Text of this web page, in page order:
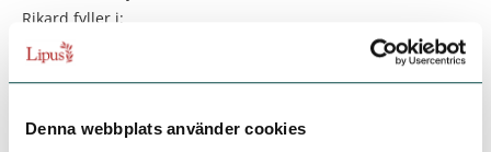
Denna webbplats använder cookies
Rikard fyller i:
– SPUR-inspektörer är nog generellt ganska tålmodiga och
lugna, man kan inte hetsa upp sig när något blir tokigt. Det
med en väldigt strukturerad mall. Man har även ett